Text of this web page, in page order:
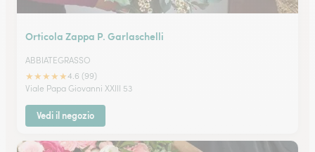
Orticola Zappa P. Garlaschelli
ABBIATEGRASSO
★★★★★4.6 (99)
Viale Papa Giovanni XXIII 53
Vedi il negozio